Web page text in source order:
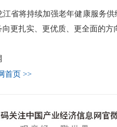
将持续加强老年健康服务供
更扎实、更优质、更全面的方
首页 >>